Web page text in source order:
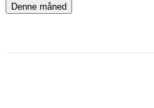
Denne måned